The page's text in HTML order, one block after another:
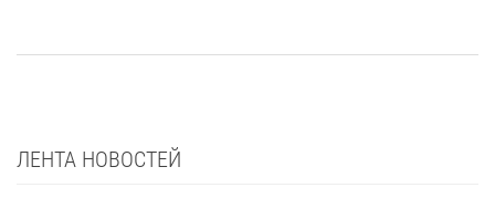
ЛЕНТА НОВОСТЕЙ